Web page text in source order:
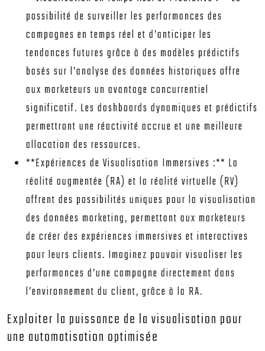
possibilité de surveiller les performances des
campagnes en temps réel et d’anticiper les
tendances futures grâce à des modèles prédictifs
basés sur l’analyse des données historiques offre
aux marketeurs un avantage concurrentiel
significatif. Les dashboards dynamiques et prédictifs
permettront une réactivité accrue et une meilleure
allocation des ressources.
**Expériences de Visualisation Immersives :** La
réalité augmentée (RA) et la réalité virtuelle (RV)
offrent des possibilités uniques pour la visualisation
des données marketing, permettant aux marketeurs
de créer des expériences immersives et interactives
pour leurs clients. Imaginez pouvoir visualiser les
performances d’une campagne directement dans
l’environnement du client, grâce à la RA.
Exploiter la puissance de la visualisation pour
une automatisation optimisée